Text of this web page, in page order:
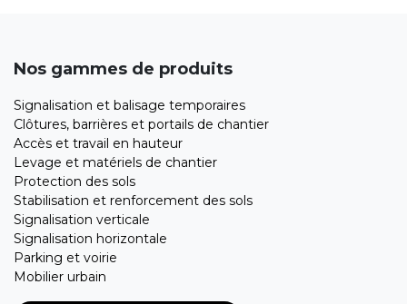
Nos gammes de produits
Signalisation et balisage temporaires
Clôtures, barrières et portails de chantier
Accès et travail en hauteur
Levage et matériels de chantier
Protection des sols
Stabilisation et renforcement des sols
Signalisation verticale
Signalisation horizontale
Parking et voirie
Mobilier urbain